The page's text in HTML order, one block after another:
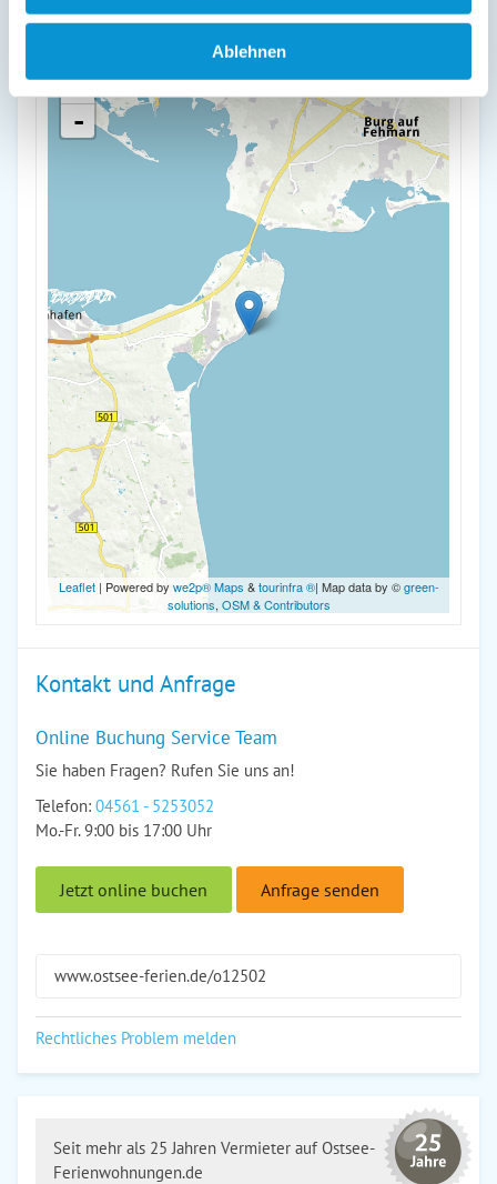
Ablehnen
23775 Großenbrode
+
-
Leaflet| Powered bywe2p® Maps &tourinfra ®| Map data by ©green-
solutions, OSM & Contributors
Kontakt und Anfrage
Online Buchung Service Team
Sie haben Fragen? Rufen Sie uns an!
Telefon: 04561 - 5253052
Mo.-Fr. 9:00 bis 17:00 Uhr
Jetzt online buchen Anfrage senden
www.ostsee-ferien.de/o12502
Rechtliches Problem melden
Seit mehr als 25 Jahren Vermieter auf Ostsee-
Ferienwohnungen.de